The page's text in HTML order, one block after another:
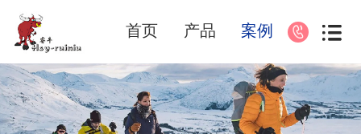
首页 产品 案例